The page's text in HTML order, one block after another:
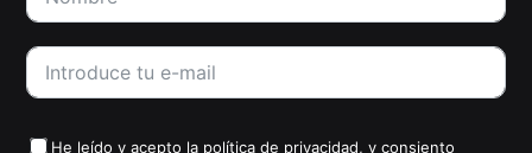
He leído y acepto la política de privacidad, y consiento